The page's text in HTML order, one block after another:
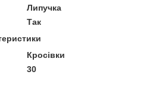
Липучка
Так
Кросівки
30